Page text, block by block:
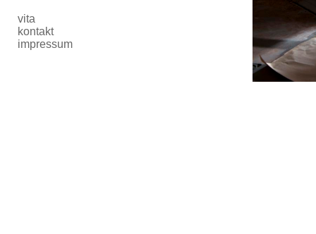
vita
kontakt
impressum